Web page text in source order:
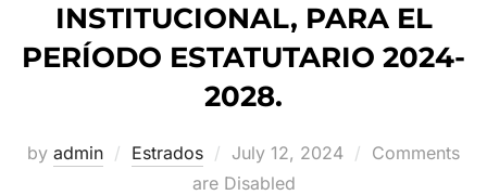
INSTITUCIONAL, PARA EL
PERÍODO ESTATUTARIO 2024-
2028.
by admin Estrados
Posted
on
July 12, 2024
Comments
are Disabled